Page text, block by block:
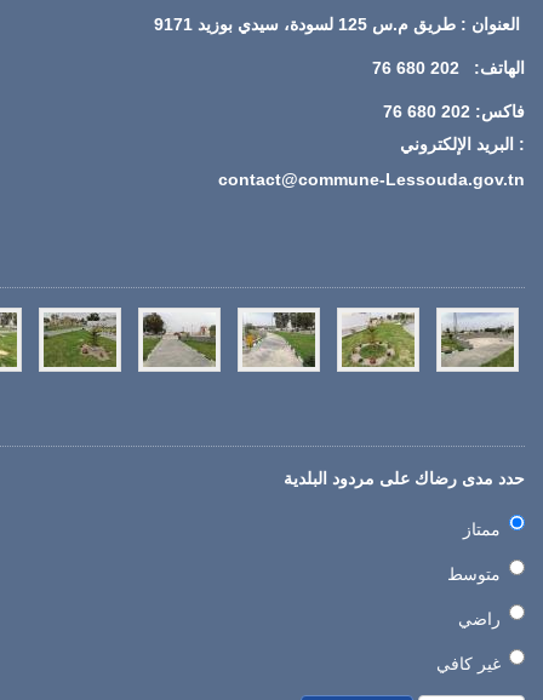
العنوان : طريق م.س 125 لسودة، سيدي بوزيد 9171
الهاتف: 202 680 76
فاكس: 202 680 76
: البريد الإلكتروني
contact@commune-Lessouda.gov.tn
حدد مدى رضاك على مردود البلدية
ممتاز
متوسط
راضي
غير كافي